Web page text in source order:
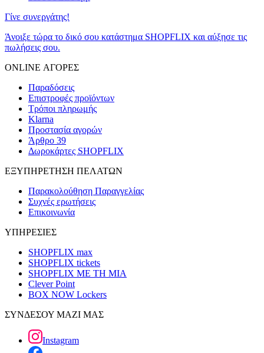
Γίνε συνεργάτης!
Άνοιξε τώρα το δικό σου κατάστημα SHOPFLIX και αύξησε τις
πωλήσεις σου.
ONLINE ΑΓΟΡΕΣ
Παραδόσεις
Επιστροφές προϊόντων
Τρόποι πληρωμής
Klarna
Προστασία αγορών
Άρθρο 39
Δωροκάρτες SHOPFLIX
ΕΞΥΠΗΡΕΤΗΣΗ ΠΕΛΑΤΩΝ
Παρακολούθηση Παραγγελίας
Συχνές ερωτήσεις
Επικοινωνία
ΥΠΗΡΕΣΙΕΣ
SHOPFLIX max
SHOPFLIX tickets
SHOPFLIX ΜΕ ΤΗ ΜΙΑ
Clever Point
BOX NOW Lockers
ΣΥΝΔΕΣΟΥ ΜΑΖΙ ΜΑΣ
Instagram